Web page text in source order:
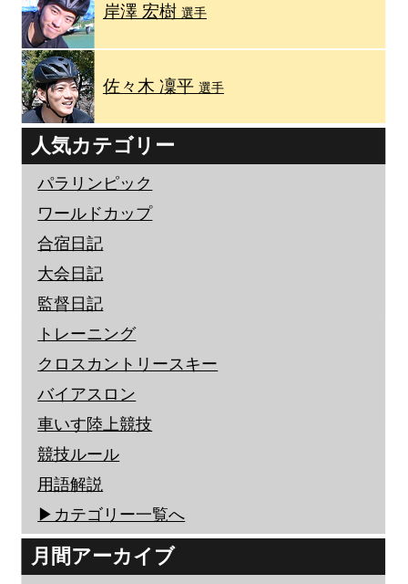
岸澤 宏樹 選手
佐々木 凜平 選手
人気カテゴリー
パラリンピック
ワールドカップ
合宿日記
大会日記
監督日記
トレーニング
クロスカントリースキー
バイアスロン
車いす陸上競技
競技ルール
用語解説
▶︎カテゴリー一覧へ
月間アーカイブ